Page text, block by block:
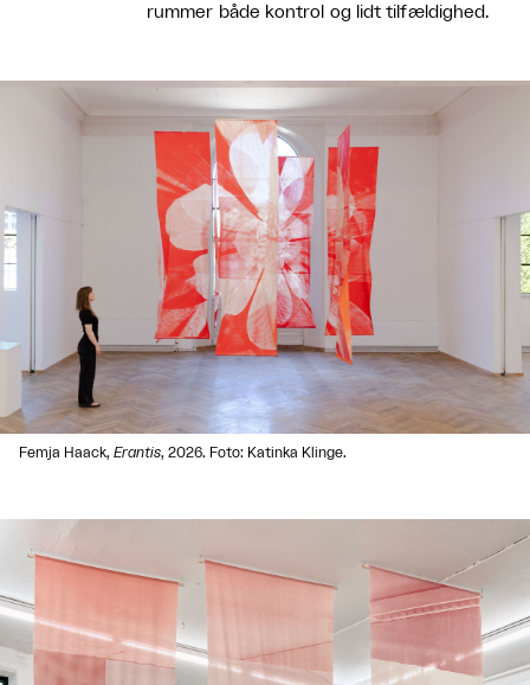
rummer både kontrol og lidt tilfældighed.
Femja Haack, Erantis, 2026. Foto: Katinka Klinge.